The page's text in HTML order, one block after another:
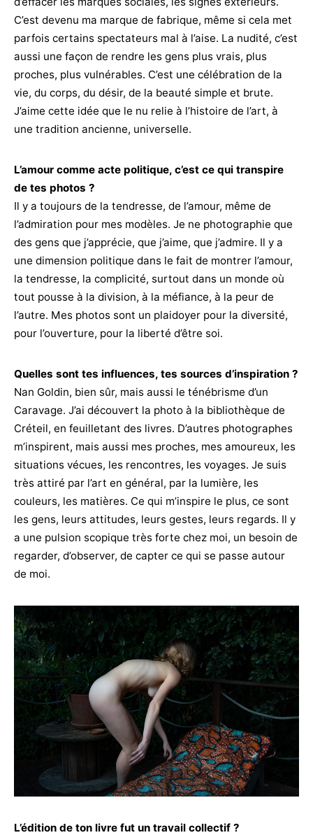
C’est devenu ma marque de fabrique, même si cela met
parfois certains spectateurs mal à l’aise. La nudité, c’est
aussi une façon de rendre les gens plus vrais, plus
proches, plus vulnérables. C’est une célébration de la
vie, du corps, du désir, de la beauté simple et brute.
J’aime cette idée que le nu relie à l’histoire de l’art, à
une tradition ancienne, universelle.
L’amour comme acte politique, c’est ce qui transpire
de tes photos ?
Il y a toujours de la tendresse, de l’amour, même de
l’admiration pour mes modèles. Je ne photographie que
des gens que j’apprécie, que j’aime, que j’admire. Il y a
une dimension politique dans le fait de montrer l’amour,
la tendresse, la complicité, surtout dans un monde où
tout pousse à la division, à la méfiance, à la peur de
l’autre. Mes photos sont un plaidoyer pour la diversité,
pour l’ouverture, pour la liberté d’être soi.
Quelles sont tes influences, tes sources d’inspiration ?
Nan Goldin, bien sûr, mais aussi le ténébrisme d’un
Caravage. J’ai découvert la photo à la bibliothèque de
Créteil, en feuilletant des livres. D’autres photographes
m’inspirent, mais aussi mes proches, mes amoureux, les
situations vécues, les rencontres, les voyages. Je suis
très attiré par l’art en général, par la lumière, les
couleurs, les matières. Ce qui m’inspire le plus, ce sont
les gens, leurs attitudes, leurs gestes, leurs regards. Il y
a une pulsion scopique très forte chez moi, un besoin de
regarder, d’observer, de capter ce qui se passe autour
de moi.
L’édition de ton livre fut un travail collectif ?